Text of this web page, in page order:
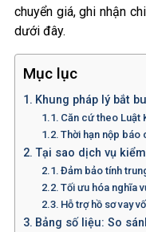
chuyển giá, ghi nhận
dưới đây.
Mục lục
Khung pháp lý bắt
Căn cứ theo Luật
Thời hạn nộp báo
Tại sao dịch vụ
Đảm bảo tính
Tối ưu hóa nghĩa
Hỗ trợ hồ sơ vay
Bảng số liệu: So